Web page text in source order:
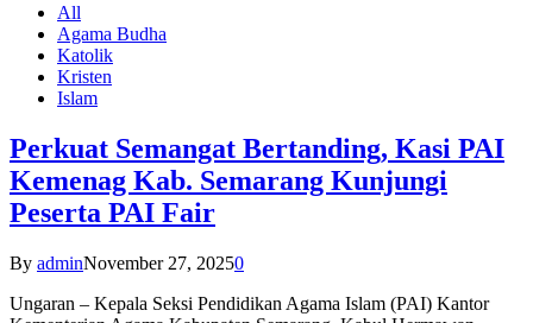
All
Agama Budha
Katolik
Kristen
Islam
Perkuat Semangat Bertanding, Kasi PAI
Kemenag Kab. Semarang Kunjungi
Peserta PAI Fair
By adminNovember 27, 20250
Ungaran – Kepala Seksi Pendidikan Agama Islam (PAI) Kantor